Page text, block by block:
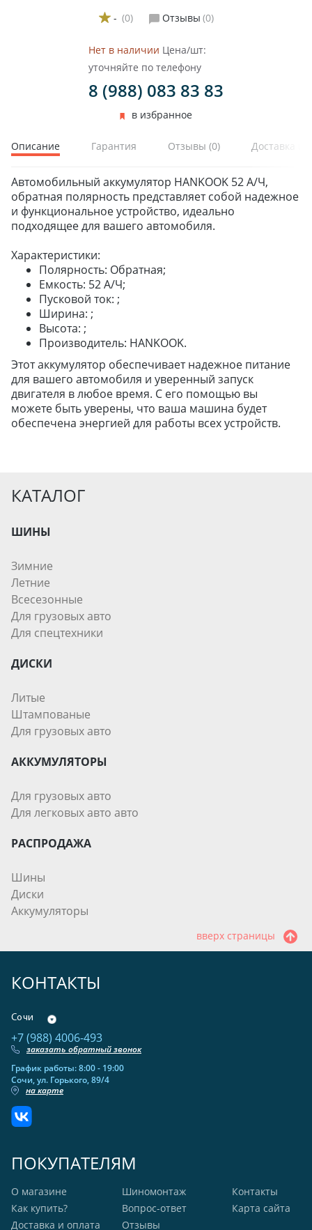
ЗИМНИЕ
ЛЕТНИЕ
ВСЕСЕЗОННЫЕ
ДЛЯ СПЕЦТЕХНИКИ
ЛИТЫЕ
ШТАМПОВАНЫЕ
ДЛЯ ГРУЗОВЫХ АВТО
ДЛЯ ЛЕГКОВЫХ АВТО
ДИСКИ
АККУМУЛЯТОРЫ
- (0) Отзывы (0)
Нет в наличии Цена/шт:
уточняйте по телефону
8 (988) 083 83 83
в избранное
Описание Гарантия Отзывы (0) Доставка и
Автомобильный аккумулятор HANKOOK 52 А/Ч,
обратная полярность представляет собой надежное
и функциональное устройство, идеально
подходящее для вашего автомобиля.
Характеристики:
Полярность: Обратная;
Емкость: 52 А/Ч;
Пусковой ток: ;
Ширина: ;
Высота: ;
Производитель: HANKOOK.
Этот аккумулятор обеспечивает надежное питание
для вашего автомобиля и уверенный запуск
двигателя в любое время. С его помощью вы
можете быть уверены, что ваша машина будет
обеспечена энергией для работы всех устройств.
КАТАЛОГ
ШИНЫ
Зимние
Летние
Всесезонные
Для грузовых авто
Для спецтехники
ДИСКИ
Литые
Штампованые
Для грузовых авто
АККУМУЛЯТОРЫ
Для грузовых авто
Для легковых авто авто
РАСПРОДАЖА
Шины
Диски
Аккумуляторы
вверх страницы
КОНТАКТЫ
Сочи
+7 (988) 4006-493
заказать обратный звонок
График работы: 8:00 - 19:00
Сочи, ул. Горького, 89/4
на карте
ПОКУПАТЕЛЯМ
О магазине
Как купить?
Доставка и оплата
Шиномонтаж
Вопрос-ответ
Отзывы
Контакты
Карта сайта